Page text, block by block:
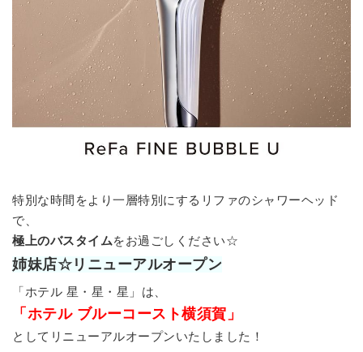
特別な時間をより一層特別にするリファのシャワーヘッド
で、
極上のバスタイムをお過ごしください☆
姉妹店☆リニューアルオープン
「ホテル 星・星・星」は、
「ホテル ブルーコースト横須賀」
としてリニューアルオープンいたしました！